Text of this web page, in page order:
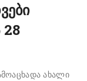
ახალი